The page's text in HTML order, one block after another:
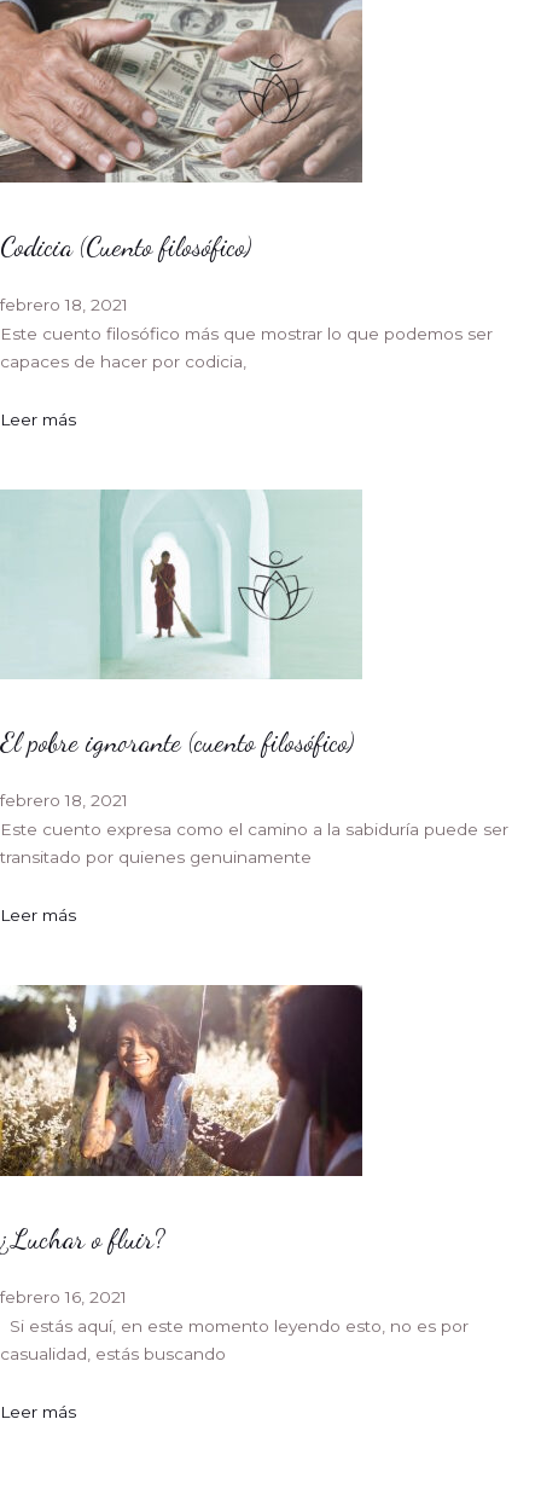
Codicia (Cuento filosófico)
febrero 18, 2021
Este cuento filosófico más que mostrar lo que podemos ser
capaces de hacer por codicia,
Leer más
El pobre ignorante (cuento filosófico)
febrero 18, 2021
Este cuento expresa como el camino a la sabiduría puede ser
transitado por quienes genuinamente
Leer más
¿Luchar o fluir?
febrero 16, 2021
Si estás aquí, en este momento leyendo esto, no es por
casualidad, estás buscando
Leer más